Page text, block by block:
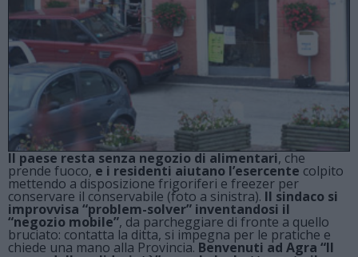
Il paese resta senza negozio di alimentari, che
prende fuoco, e i residenti aiutano l’esercente colpito
mettendo a disposizione frigoriferi e freezer per
conservare il conservabile (foto a sinistra). Il sindaco si
improvvisa “problem-solver” inventandosi il
“negozio mobile”, da parcheggiare di fronte a quello
bruciato: contatta la ditta, si impegna per le pratiche e
chiede una mano alla Provincia. Benvenuti ad Agra “Il